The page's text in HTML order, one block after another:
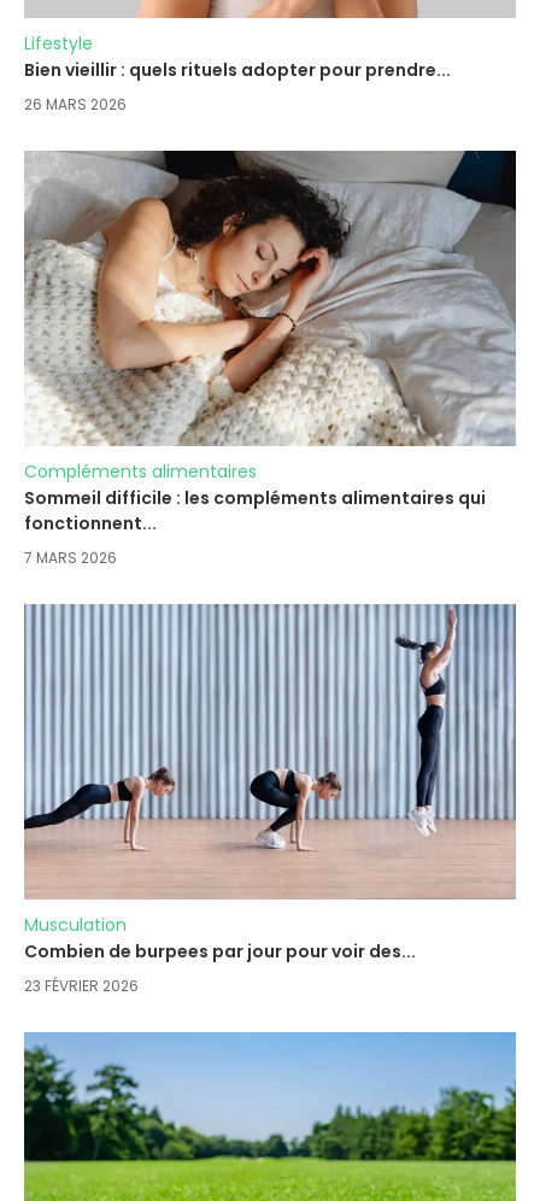
Lifestyle
Bien vieillir : quels rituels adopter pour prendre...
26 MARS 2026
Compléments alimentaires
Sommeil difficile : les compléments alimentaires qui
fonctionnent...
7 MARS 2026
Musculation
Combien de burpees par jour pour voir des...
23 FÉVRIER 2026